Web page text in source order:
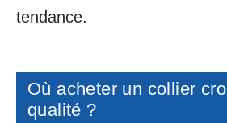
tendance.
Où acheter un collier
qualité ?